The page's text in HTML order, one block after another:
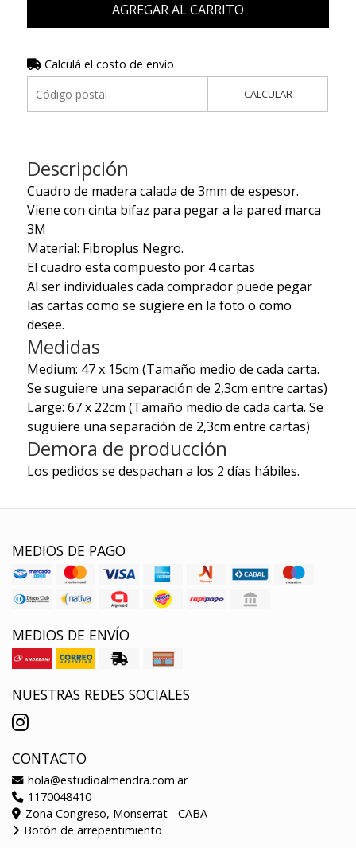
AGREGAR AL CARRITO
Calculá el costo de envío
CALCULAR
Descripción
Cuadro de madera calada de 3mm de espesor.
Viene con cinta bifaz para pegar a la pared marca
3M
Material: Fibroplus Negro.
El cuadro esta compuesto por 4 cartas
Al ser individuales cada comprador puede pegar
las cartas como se sugiere en la foto o como
desee.
Medidas
Medium: 47 x 15cm (Tamaño medio de cada carta.
Se suguiere una separación de 2,3cm entre cartas)
Large: 67 x 22cm (Tamaño medio de cada carta. Se
suguiere una separación de 2,3cm entre cartas)
Demora de producción
Los pedidos se despachan a los 2 días hábiles.
MEDIOS DE PAGO
MEDIOS DE ENVÍO
NUESTRAS REDES SOCIALES
CONTACTO
hola@estudioalmendra.com.ar
1170048410
Zona Congreso, Monserrat - CABA -
Botón de arrepentimiento